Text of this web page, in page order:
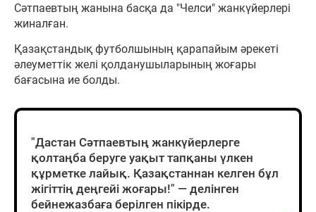
Сәтпаевтың жанына басқа да "Челси" жанкүйерлері
жиналған.
Қазақстандық футболшының қарапайым әрекеті
әлеуметтік желі қолданушыларының жоғары
бағасына ие болды.
"Дастан Сәтпаевтың жанкүйерлерге
қолтаңба беруге уақыт тапқаны үлкен
құрметке лайық. Қазақстаннан келген бұл
жігіттің деңгейі жоғары!" — делінген
бейнежазбаға берілген пікірде.